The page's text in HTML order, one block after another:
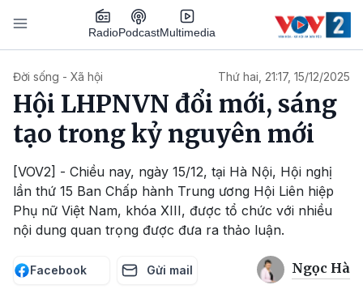
Nhảy đến nội dung
RadioPodcastMultimedia
Đời sống - Xã hội Thứ hai, 21:17, 15/12/2025
Hội LHPNVN đổi mới, sáng
tạo trong kỷ nguyên mới
[VOV2] - Chiều nay, ngày 15/12, tại Hà Nội, Hội nghị
lần thứ 15 Ban Chấp hành Trung ương Hội Liên hiệp
Phụ nữ Việt Nam, khóa XIII, được tổ chức với nhiều
nội dung quan trọng được đưa ra thảo luận.
Facebook Gửi mail Ngọc Hà